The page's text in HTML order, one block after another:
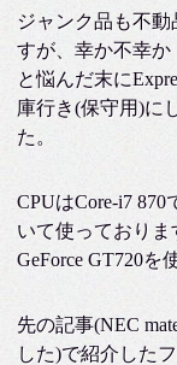
ジャンク品も不
すが、幸か不幸
と悩んだ末に
庫行き(保守用)に
た。
CPUはCore-i7
いて使っており
GeForce GT720を
先の記事(NEC
した)で紹介した